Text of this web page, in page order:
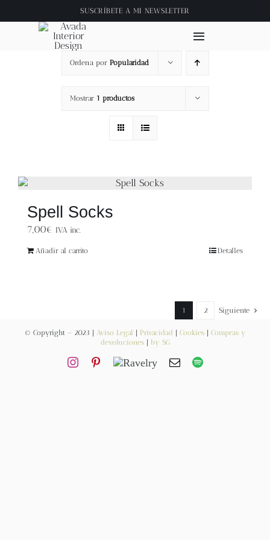
al
contenido
SUSCRÍBETE A MI NEWSLETTER
Toggle
Navigation
Clase online
Newsletter
Carrito
Ordena por Popularidad
Mostrar 1 productos
Spell Socks
7,00€ IVA inc.
Añadir al carrito Detalles
1 2 Siguiente
© Copyright – 2023 | Aviso Legal Privacidad Cookies| Compras y
devoluciones| by SG